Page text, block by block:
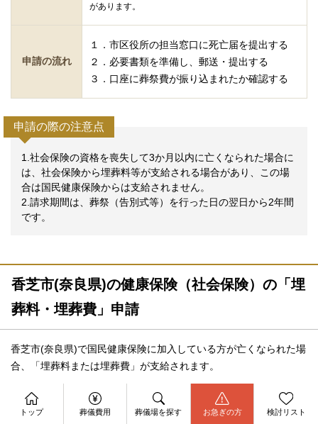
があります。
申請の流れ
１．市区役所の担当窓口に死亡届を提出する
２．必要書類を準備し、郵送・提出する
３．口座に葬祭費が振り込まれたか確認する
申請の際の注意点
1.社会保険の資格を喪失して3か月以内に亡くなられた場合に
は、社会保険から埋葬料等が支給される場合があり、この場
合は国民健康保険からは支給されません。
2.請求期間は、葬祭（告別式等）を行った日の翌日から2年間
です。
香芝市(奈良県)の健康保険（社会保険）の「埋
葬料・埋葬費」申請
香芝市(奈良県)で国民健康保険に加入している方が亡くなられた場
合、「埋葬料または埋葬費」が支給されます。
トップ 葬儀費用 葬儀場を探す お急ぎの方 検討リスト
資料請求
お問合せ
今すぐ電話相談